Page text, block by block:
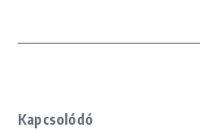
Kapcsolódó